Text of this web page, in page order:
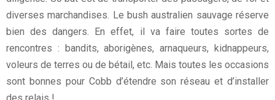
diverses marchandises. Le bush australien sauvage réserve
bien des dangers. En effet, il va faire toutes sortes de
rencontres : bandits, aborigènes, arnaqueurs, kidnappeurs,
voleurs de terres ou de bétail, etc. Mais toutes les occasions
sont bonnes pour Cobb d’étendre son réseau et d’installer